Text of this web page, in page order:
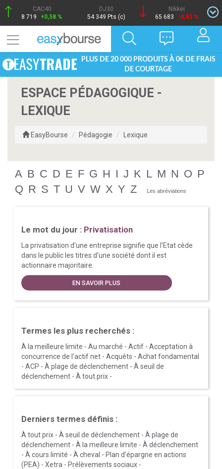
CAC40
8 719
+0,58 %
DJ30
54 349 Pts (c)
Nikkei
65 683
-0,93 %
PLUS DE 20 000 PRODUITS À 0€ DE FRAIS
DE COURTAGE
ESPACE PÉDAGOGIQUE -
LEXIQUE
EasyBourse Pédagogie Lexique
A B C D E F G H I J K L M N O P
Q R S T U V W X Y Z Les abréviations
Le mot du jour : Privatisation
La privatisation d'une entreprise signifie que l'Etat cède
dans le public les titres d'une société dont il est
actionnaire majoritaire.
EN SAVOIR PLUS
Termes les plus recherchés :
À la meilleure limite - Au marché - Actif- Acceptation à
concurrence de l'actif net- Acquêts - Achat fondamental
- ACP - À plage de déclenchement- À seuil de
déclenchement- À tout prix-
Derniers termes définis :
À tout prix- À seuil de déclenchement- À plage de
déclenchement- À la meilleure limite - À déclenchement
- À cours limité - À cheval - Plan d'épargne en actions
(PEA) - Xetra - Prélèvements sociaux-